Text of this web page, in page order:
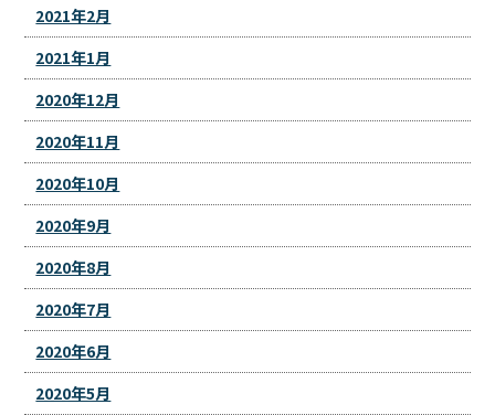
2021年2月
2021年1月
2020年12月
2020年11月
2020年10月
2020年9月
2020年8月
2020年7月
2020年6月
2020年5月